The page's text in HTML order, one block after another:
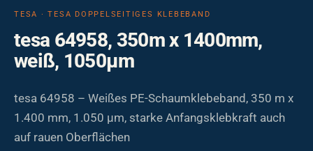
TESA · TESA DOPPELSEITIGES KLEBEBAND
tesa 64958, 350m x 1400mm,
weiß, 1050µm
tesa 64958 – Weißes PE-Schaumklebeband, 350 m x
1.400 mm, 1.050 µm, starke Anfangsklebkraft auch
auf rauen Oberflächen